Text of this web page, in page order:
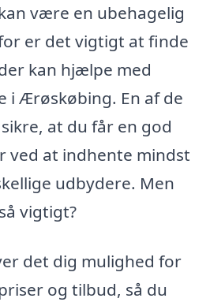
være en ubehagelig
er det vigtigt at finde
kan hjælpe med
i Ærøskøbing. En af de
at du får en god
ved at indhente mindst
udbydere. Men
vigtigt?
det dig mulighed for
og tilbud, så du